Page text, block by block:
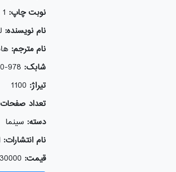
نوبت چاپ: 1
نام نویسنده:
نام مترجم:
شابک: 978-600-326-224-9
تیراژ: 1100
تعداد
دسته: سينما
نام انتشارات:
قیمت: